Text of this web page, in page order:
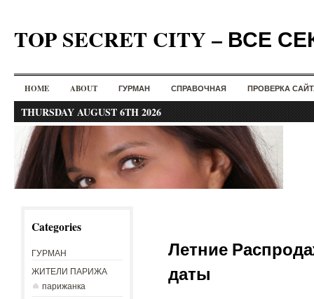
TOP SECRET CITY – ВСЕ
HOME ABOUT ГУРМАН СПРАВОЧНАЯ ПРОВЕРКА
THURSDAY AUGUST 6TH 2026
Categories
ГУРМАН
ЖИТЕЛИ ПАРИЖА
парижанка
Летние
даты